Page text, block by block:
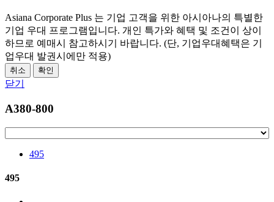
Asiana Corporate Plus 는 기업 고객을 위한 아시아나의 특별한
기업 우대 프로그램입니다. 개인 특가와 혜택 및 조건이 상이
하므로 예매시 참고하시기 바랍니다. (단, 기업우대혜택은 기
업우대 발권시에만 적용)
취소 확인
닫기
A380-800
495
495